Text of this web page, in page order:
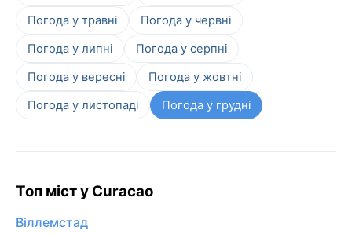
Погода у травні
Погода у червні
Погода у липні
Погода у серпні
Погода у вересні
Погода у жовтні
Погода у листопаді
Погода у грудні
Топ міст у Curacao
Віллемстад